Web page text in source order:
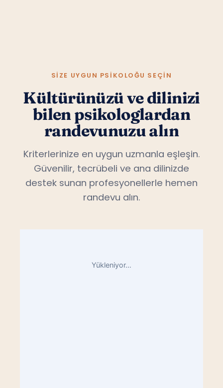
SIZE UYGUN PSIKOLOĞU SEÇIN
Kültürünüzü ve dilinizi
bilen psikologlardan
randevunuzu alın
Kriterlerinize en uygun uzmanla eşleşin.
Güvenilir, tecrübeli ve ana dilinizde
destek sunan profesyonellerle hemen
randevu alın.